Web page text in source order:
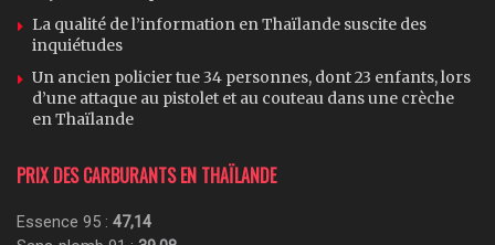
La qualité de l’information en Thaïlande suscite des
inquiétudes
Un ancien policier tue 34 personnes, dont 23 enfants, lors
d’une attaque au pistolet et au couteau dans une crèche
en Thaïlande
PRIX DES CARBURANTS EN THAÏLANDE
Essence 95 : 47,14